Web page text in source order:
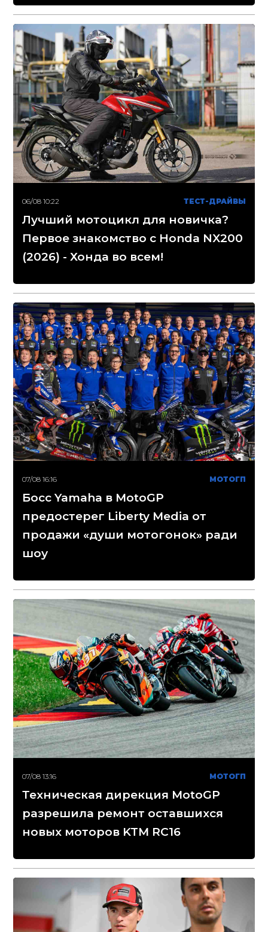
06/08 10:22 ТЕСТ-ДРАЙВЫ
Лучший мотоцикл для новичка?
Первое знакомство с Honda NX200
(2026) - Хонда во всем!
07/08 16:16 МОТОГП
Босс Yamaha в MotoGP
предостерег Liberty Media от
продажи «души мотогонок» ради
шоу
07/08 13:16 МОТОГП
Техническая дирекция MotoGP
разрешила ремонт оставшихся
новых моторов KTM RC16